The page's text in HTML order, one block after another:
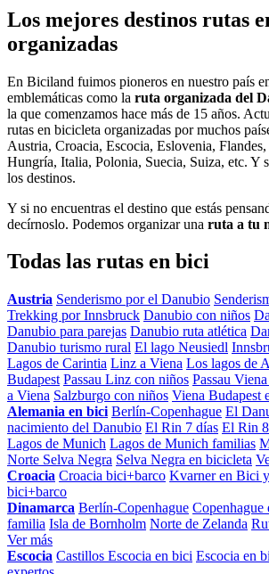
Los mejores destinos rutas
organizadas
En Biciland fuimos pioneros en nuestro país
emblemáticas como la ruta organizada del
la que comenzamos hace más de 15 años.
rutas en bicicleta organizadas por muchos
Austria, Croacia, Escocia, Eslovenia,
Hungría, Italia, Polonia, Suecia, Suiza, etc. Y
los destinos.
Y si no encuentras el destino que estás
decírnoslo. Podemos organizar una ruta a tu
Todas las rutas en bici
Austria Senderismo por el Danubio
Trekking por Innsbruck Danubio con niños
Danubio para parejas Danubio ruta atlética
Danubio turismo rural El lago Neusiedl
Lagos de Carintia Linz a Viena Los lagos de
Budapest Passau Linz con niños Passau
a Viena Salzburgo con niños Viena Budapest
Alemania en bici Berlín-Copenhague El
nacimiento del Danubio El Rin 7 días El Rin
Lagos de Munich Lagos de Munich familias
Norte Selva Negra Selva Negra en bicicleta
Croacia Croacia bici+barco Kvarner en Bici
bici+barco
Dinamarca Berlín-Copenhague Copenhague
familia Isla de Bornholm Norte de Zelanda
Ver más
Escocia Castillos Escocia en bici Escocia en